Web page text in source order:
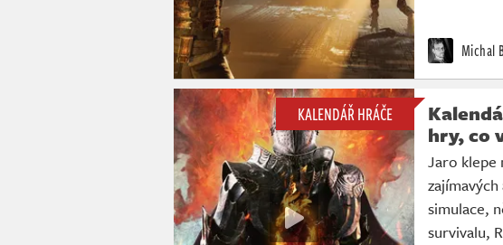
Michal
KALENDÁŘ HRÁČE
hry, co
Jaro klepe
simulace,
survivalu,